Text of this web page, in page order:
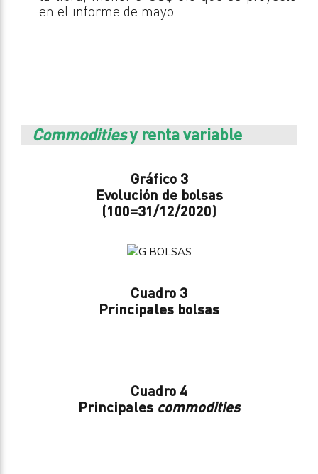
en el informe de mayo.
Commoditiesy renta variable
Gráfico 3
Evolución de bolsas
(100=31/12/2020)
Cuadro 3
Principales bolsas
Cuadro 4
Principales commodities